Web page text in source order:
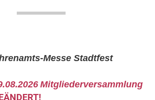
Messe Stadtfest
Mitgliederversammlung